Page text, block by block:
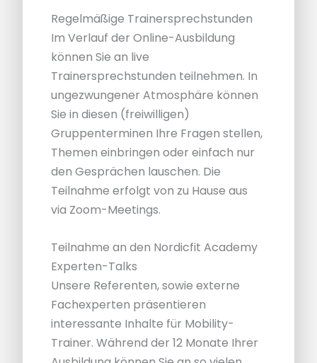
Regelmäßige Trainersprechstunden
Im Verlauf der Online-Ausbildung
können Sie an live
Trainersprechstunden teilnehmen. In
ungezwungener Atmosphäre können
Sie in diesen (freiwilligen)
Gruppenterminen Ihre Fragen stellen,
Themen einbringen oder einfach nur
den Gesprächen lauschen. Die
Teilnahme erfolgt von zu Hause aus
via Zoom-Meetings.
Teilnahme an den Nordicfit Academy
Experten-Talks
Unsere Referenten, sowie externe
Fachexperten präsentieren
interessante Inhalte für Mobility-
Trainer. Während der 12 Monate Ihrer